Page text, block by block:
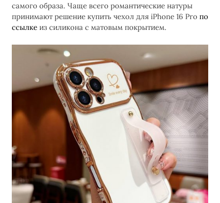
самого образа. Чаще всего романтические натуры
принимают решение купить чехол для iPhone 16 Pro по
ссылке из силикона с матовым покрытием.